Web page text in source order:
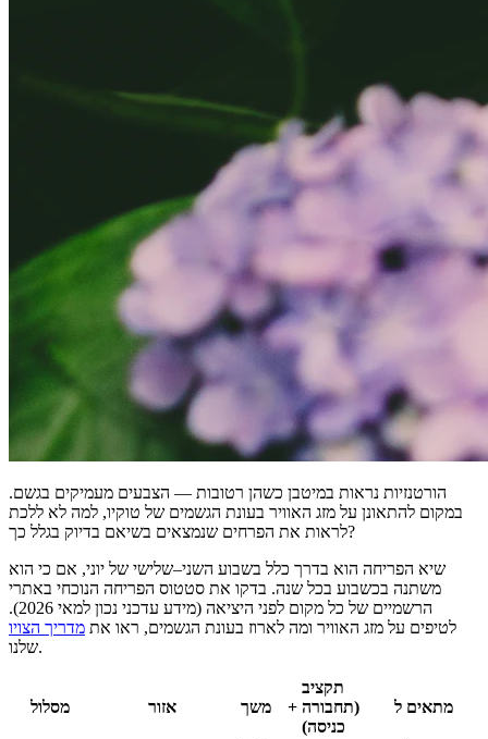
הורטנזיות נראות במיטבן כשהן רטובות — הצבעים מעמיקים בגשם.
במקום להתאונן על מזג האוויר בעונת הגשמים של טוקיו, למה לא ללכת
לראות את הפרחים שנמצאים בשיאם בדיוק בגלל כך?
שיא הפריחה הוא בדרך כלל בשבוע השני–שלישי של יוני, אם כי הוא
משתנה בכשבוע בכל שנה. בדקו את סטטוס הפריחה הנוכחי באתרי
הרשמיים של כל מקום לפני היציאה (מידע עדכני נכון למאי 2026).
לטיפים על מזג האוויר ומה לארוז בעונת הגשמים, ראו את מדריך הצויו
שלנו.
מסלול אזור משך
תקציב
(תחבורה +
כניסה)
מתאים ל